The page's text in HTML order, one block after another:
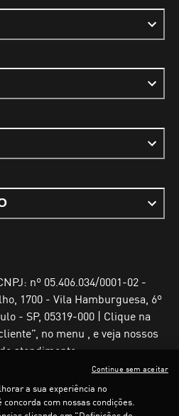
nº 05.406.034/0001-02 -
1700 - Vila Hamburguesa, 6º
- SP, 05319-000 | Clique na
no menu , e veja nossos
atendimento
a sua experiência no
com nossas condições.
Continue sem aceitar